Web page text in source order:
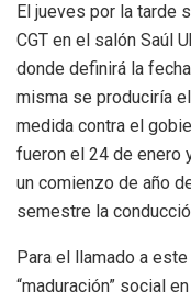
El jueves por la tarde
CGT en el salón Saúl
donde definirá la
misma se produciría
medida contra el
fueron el 24 de enero
un comienzo de año
semestre la
Para el llamado a
“maduración” social